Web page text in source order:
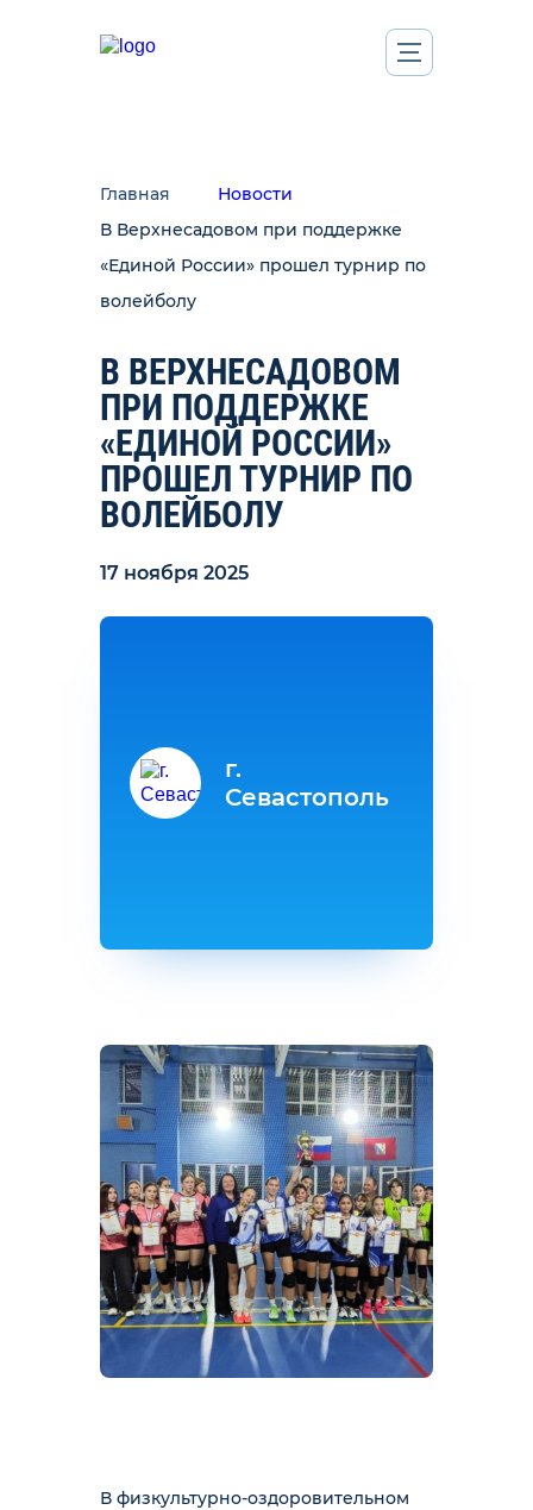
Главная
Новости
В Верхнесадовом при поддержке
«Единой России» прошел турнир по
волейболу
В ВЕРХНЕСАДОВОМ
ПРИ ПОДДЕРЖКЕ
«ЕДИНОЙ РОССИИ»
ПРОШЕЛ ТУРНИР ПО
ВОЛЕЙБОЛУ
17 ноября 2025
В физкультурно-оздоровительном
г.
Севастополь